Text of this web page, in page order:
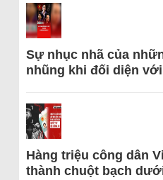
Sự nhục nhã của
nhũng khi đối diện
Hàng triệu công dân
thành chuột bạch